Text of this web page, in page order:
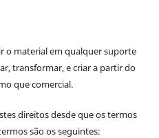
o material em qualquer suporte
transformar, e criar a partir do
que comercial.
direitos desde que os termos
são os seguintes: